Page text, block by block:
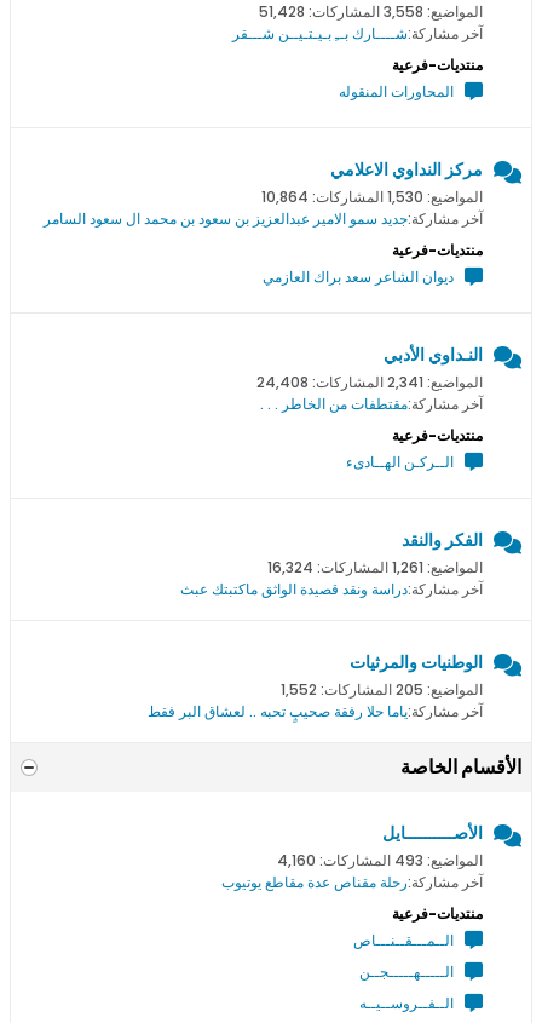
المواضيع: 3,558 المشاركات: 51,428
آخر مشاركة:شــــارك بــِ بـيـتـيــن شـــقر
منتديات-فرعية
المحاورات المنقوله
مركز النداوي الاعلامي
المواضيع: 1,530 المشاركات: 10,864
آخر مشاركة:جديد سمو اﻻمير عبدالعزيز بن سعود بن محمد ال سعود السامر
منتديات-فرعية
ديوان الشاعر سعد براك العازمي
النـداوي الأدبي
المواضيع: 2,341 المشاركات: 24,408
آخر مشاركة:مقتطفات من الخاطر . . .
منتديات-فرعية
الــركـن الهــادىء
الفكر والنقد
المواضيع: 1,261 المشاركات: 16,324
آخر مشاركة:دراسة ونقد قصيدة الواثق ماكتبتك عبث
الوطنيات والمرثيات
المواضيع: 205 المشاركات: 1,552
آخر مشاركة:ياما حلا رفقة صحيبٍ تحبه .. لعشاق البر فقط
الأقسام الخاصة
الأصــــــــــايل
المواضيع: 493 المشاركات: 4,160
آخر مشاركة:رحلة مقناص عدة مقاطع يوتيوب
منتديات-فرعية
الــمـــقــنـــاص
الـــــهـــــجــن
الــفــروســيــه